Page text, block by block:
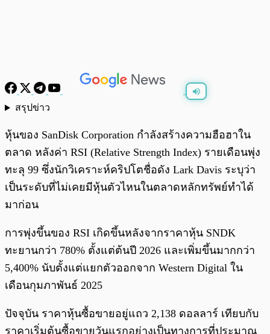
สรุปข่าว
หุ้นของ SanDisk Corporation กำลังสร้างความฮือฮาใน
ตลาด หลังค่า RSI (Relative Strength Index) รายเดือนพุ่ง
ทะลุ 99 ซึ่งนักวิเคราะห์คริปโตชื่อดัง Lark Davis ระบุว่า
เป็นระดับที่ไม่เคยมีหุ้นตัวไหนในตลาดหลักทรัพย์ทำได้
มาก่อน
การพุ่งขึ้นของ RSI เกิดขึ้นหลังจากราคาหุ้น SNDK
ทะยานกว่า 780% ตั้งแต่ต้นปี 2026 และเพิ่มขึ้นมากกว่า
5,400% นับตั้งแต่แยกตัวออกจาก Western Digital ใน
เดือนกุมภาพันธ์ 2025
ปัจจุบัน ราคาหุ้นซื้อขายอยู่แถว 2,138 ดอลลาร์ เทียบกับ
ราคาเริ่มต้นซื้อขายวันแรกอย่างเป็นทางการที่ประมาณ